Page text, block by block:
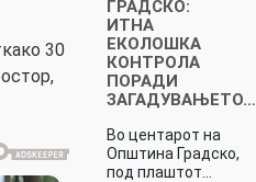
30
ГРАДСКО:
ИТНА
ЕКОЛОШКА
КОНТРОЛА
ПОРАДИ
ЗАГАДУВАЊЕТО…
Во центарот на
Општина Градско,
под плаштот…